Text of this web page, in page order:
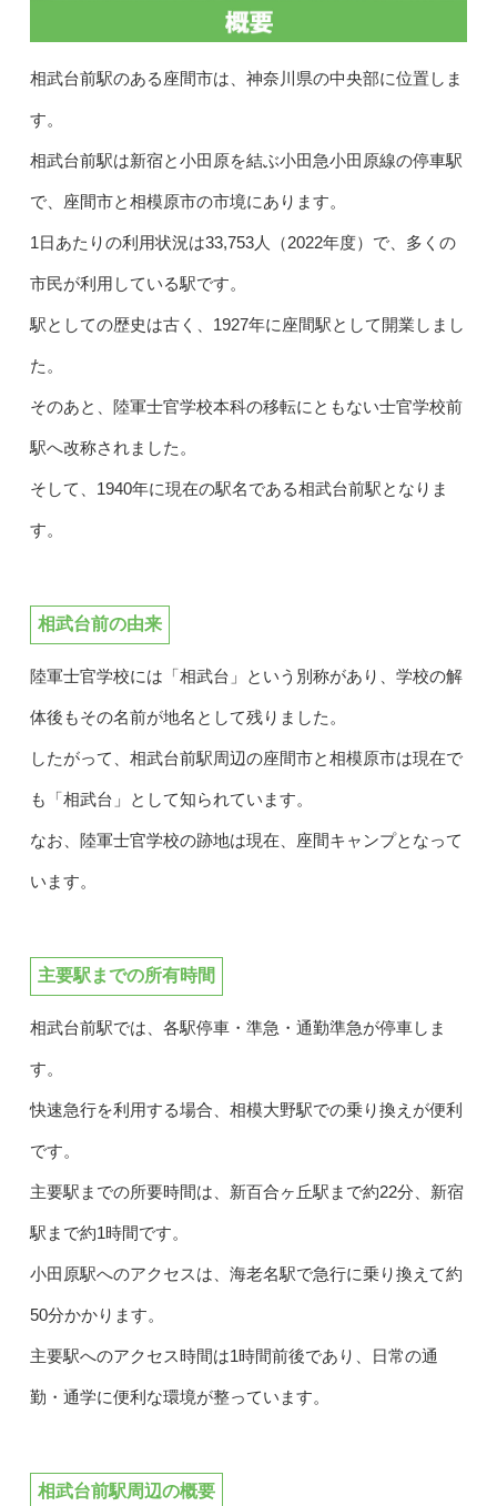
相武台前駅のある座間市は、神奈川県の中央部に位置しま
す。
相武台前駅は新宿と小田原を結ぶ小田急小田原線の停車駅
で、座間市と相模原市の市境にあります。
1日あたりの利用状況は33,753人（2022年度）で、多くの
市民が利用している駅です。
駅としての歴史は古く、1927年に座間駅として開業しまし
た。
そのあと、陸軍士官学校本科の移転にともない士官学校前
駅へ改称されました。
そして、1940年に現在の駅名である相武台前駅となりま
す。
相武台前の由来
陸軍士官学校には「相武台」という別称があり、学校の解
体後もその名前が地名として残りました。
したがって、相武台前駅周辺の座間市と相模原市は現在で
も「相武台」として知られています。
なお、陸軍士官学校の跡地は現在、座間キャンプとなって
います。
主要駅までの所有時間
相武台前駅では、各駅停車・準急・通勤準急が停車しま
す。
快速急行を利用する場合、相模大野駅での乗り換えが便利
です。
主要駅までの所要時間は、新百合ヶ丘駅まで約22分、新宿
駅まで約1時間です。
小田原駅へのアクセスは、海老名駅で急行に乗り換えて約
50分かかります。
主要駅へのアクセス時間は1時間前後であり、日常の通
勤・通学に便利な環境が整っています。
相武台前駅周辺の概要